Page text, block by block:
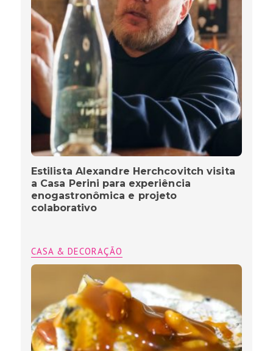
Estilista Alexandre Herchcovitch visita
a Casa Perini para experiência
enogastronômica e projeto
colaborativo
CASA & DECORAÇÃO